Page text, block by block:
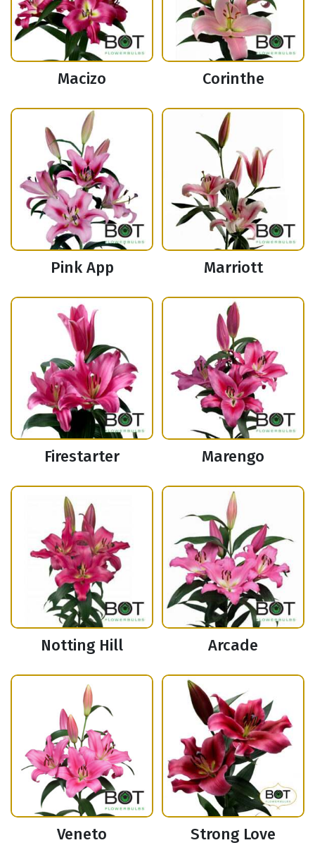
Macizo Corinthe
Pink App Marriott
Firestarter Marengo
Notting Hill Arcade
Veneto Strong Love